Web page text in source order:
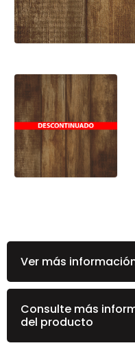
Ver más
Consulte más
del producto